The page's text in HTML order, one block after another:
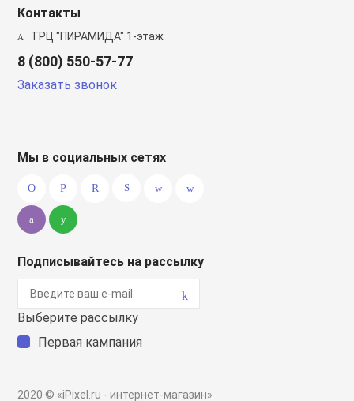
Контакты
ТРЦ "ПИРАМИДА" 1-этаж
8 (800) 550-57-77
Заказать звонок
Мы в социальных сетях
Подписывайтесь на рассылку
Выберите рассылку
Первая кампания
2020 © «iPixel.ru - интернет-магазин»